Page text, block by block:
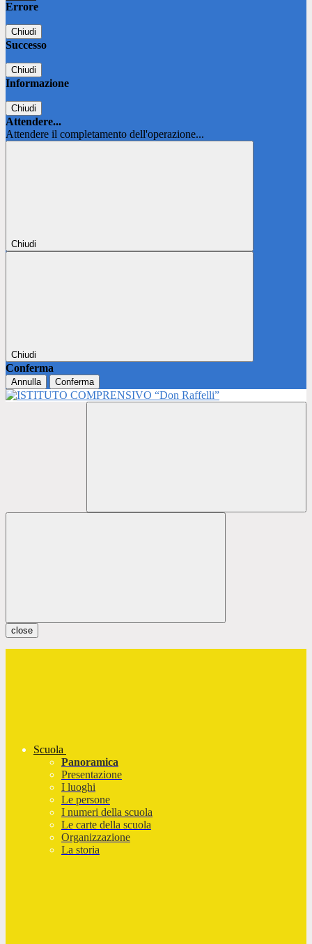
Errore
Chiudi
Successo
Chiudi
Informazione
Chiudi
Attendere...
Attendere il completamento dell'operazione...
Chiudi
Chiudi
Conferma
Annulla Conferma
close
Scuola
Panoramica
Presentazione
I luoghi
Le persone
I numeri della scuola
Le carte della scuola
Organizzazione
La storia